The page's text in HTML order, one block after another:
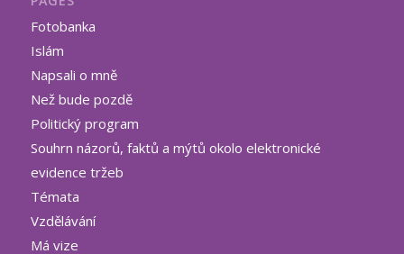
Fotobanka
Islám
Napsali o mně
Než bude pozdě
Politický program
Souhrn názorů, faktů a mýtů okolo elektronické
evidence tržeb
Témata
Vzdělávání
Má vize